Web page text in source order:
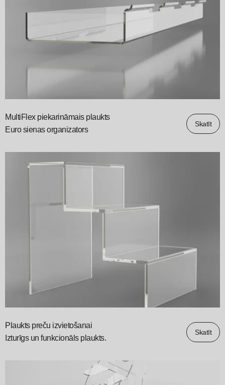
MultiFlex piekarināmais plaukts
Euro sienas organizators
Skatīt
Plaukts preču izvietošanai
Izturīgs un funkcionāls plaukts.
Skatīt